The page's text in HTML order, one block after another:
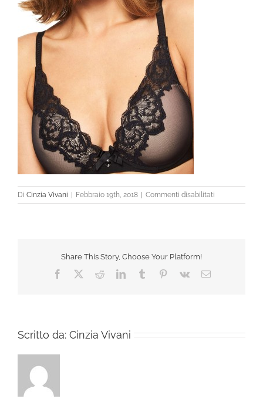
Di Cinzia Vivani | Febbraio 19th, 2018 | Commenti disabilitati
Share This Story, Choose Your Platform!
Facebook RedditLinkedInTumblr Pinterest
Vk Email
Scritto da: Cinzia Vivani